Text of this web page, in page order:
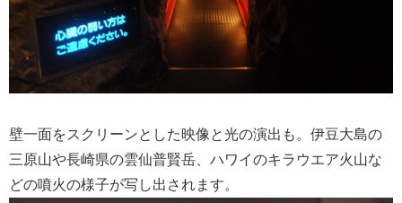
壁一面をスクリーンとした映像と光の演出も。伊豆大島の
三原山や長崎県の雲仙普賢岳、ハワイのキラウエア火山な
どの噴火の様子が写し出されます。